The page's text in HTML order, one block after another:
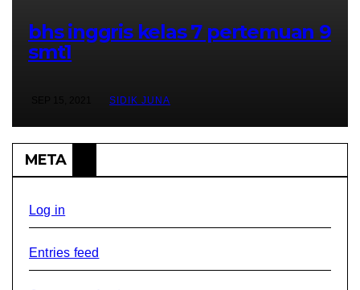
bhs inggris kelas 7 pertemuan 9
smt1
SIDIK JUNA
META
Log in
Entries feed